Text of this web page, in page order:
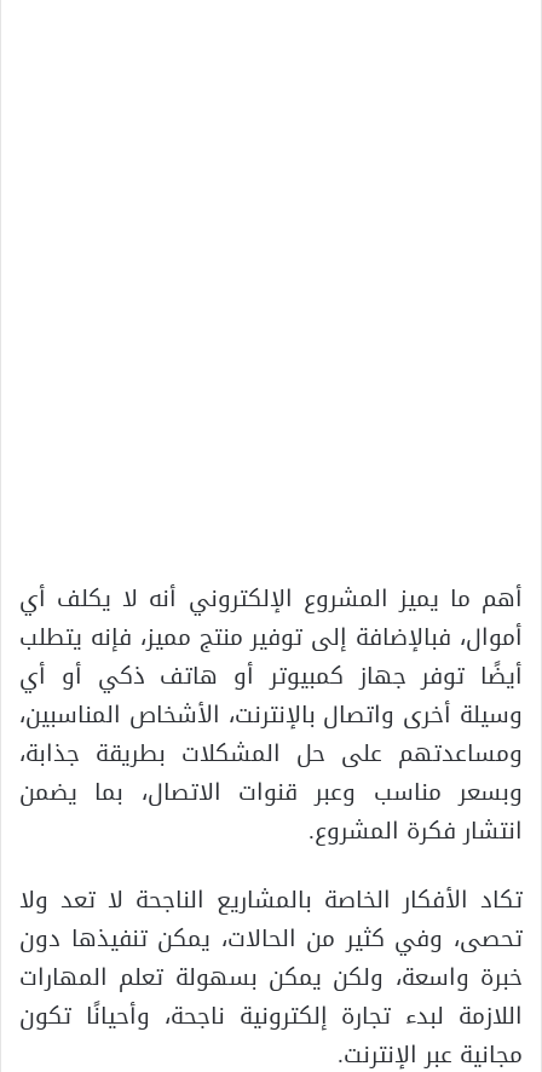
أهم ما يميز المشروع الإلكتروني أنه لا يكلف أي
أموال، فبالإضافة إلى توفير منتج مميز، فإنه يتطلب
أيضًا توفر جهاز كمبيوتر أو هاتف ذكي أو أي
وسيلة أخرى واتصال بالإنترنت، الأشخاص المناسبين،
ومساعدتهم على حل المشكلات بطريقة جذابة،
وبسعر مناسب وعبر قنوات الاتصال، بما يضمن
انتشار فكرة المشروع.
تكاد الأفكار الخاصة بالمشاريع الناجحة لا تعد ولا
تحصى، وفي كثير من الحالات، يمكن تنفيذها دون
خبرة واسعة، ولكن يمكن بسهولة تعلم المهارات
اللازمة لبدء تجارة إلكترونية ناجحة، وأحيانًا تكون
مجانية عبر الإنترنت.